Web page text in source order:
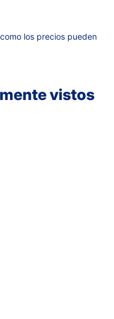
los precios pueden
vistos